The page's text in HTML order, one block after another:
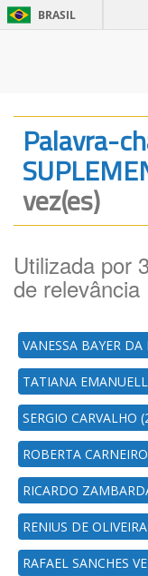
BRASIL
Palavra-
vez(es)
Utilizada por
de relevância
VANESSA BAYER DA
TATIANA
SERGIO CARVALHO
ROBERTA
RICARDO
RENIUS DE
RAFAEL SANCHES